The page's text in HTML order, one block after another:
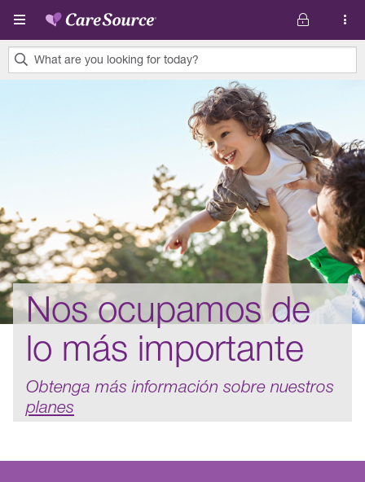
Pasar al contenido principal
What are you looking for today?
0
Nos ocupamos de
lo más importante
Obtenga más información sobre nuestros
planes